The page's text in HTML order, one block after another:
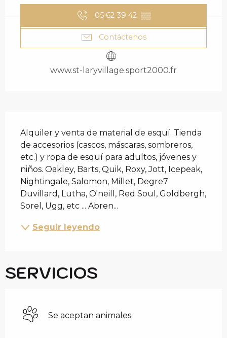
05 62 39 42 ▒▒
Contáctenos
www.st-laryvillage.sport2000.fr
Alquiler y venta de material de esquí. Tienda
de accesorios (cascos, máscaras, sombreros,
etc.) y ropa de esquí para adultos, jóvenes y
niños. Oakley, Barts, Quik, Roxy, Jott, Icepeak,
Nightingale, Salomon, Millet, Degre7
Duvillard, Lutha, O'neill, Red Soul, Goldbergh,
Sorel, Ugg, etc ... Abren...
Seguir leyendo
SERVICIOS
Se aceptan animales